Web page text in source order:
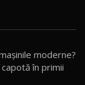
după el
moderne?
în primii